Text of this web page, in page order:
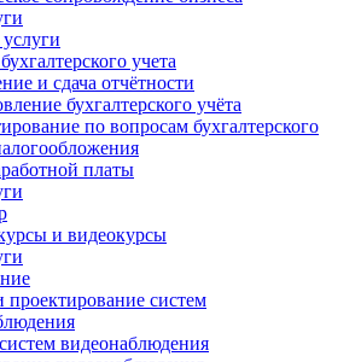
учета
и сдача отчётности
бухгалтерского учёта
по вопросам бухгалтерского
платы
и видеокурсы
проектирование систем
видеонаблюдения